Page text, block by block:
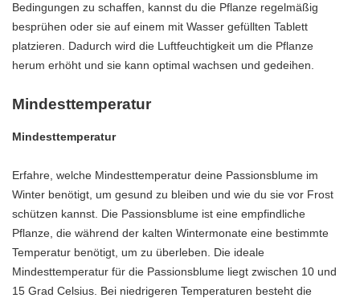
Bedingungen zu schaffen, kannst du die Pflanze regelmäßig
besprühen oder sie auf einem mit Wasser gefüllten Tablett
platzieren. Dadurch wird die Luftfeuchtigkeit um die Pflanze
herum erhöht und sie kann optimal wachsen und gedeihen.
Mindesttemperatur
Mindesttemperatur
Erfahre, welche Mindesttemperatur deine Passionsblume im
Winter benötigt, um gesund zu bleiben und wie du sie vor Frost
schützen kannst. Die Passionsblume ist eine empfindliche
Pflanze, die während der kalten Wintermonate eine bestimmte
Temperatur benötigt, um zu überleben. Die ideale
Mindesttemperatur für die Passionsblume liegt zwischen 10 und
15 Grad Celsius. Bei niedrigeren Temperaturen besteht die